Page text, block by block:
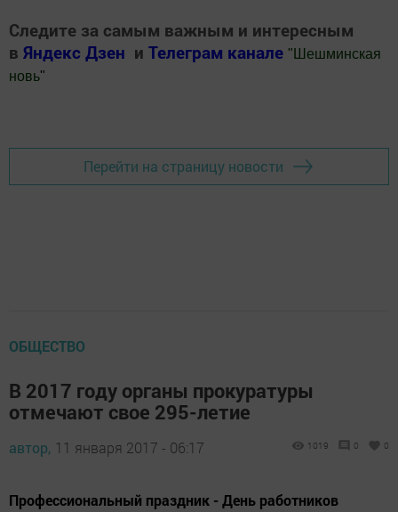
Следите за самым важным и интересным
в Яндекс Дзен и Телеграм канале " Шешминская
новь"
Перейти на страницу новости
ОБЩЕСТВО
В 2017 году органы прокуратуры
отмечают свое 295-летие
автор, 11 января 2017 - 06:17 1019 0 0
Профессиональный праздник - День работников